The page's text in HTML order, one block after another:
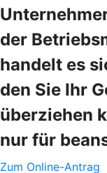
der
handelt es
den Sie Ihr
überziehen
nur für
Zum Online-Antrag